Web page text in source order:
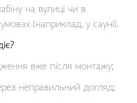
на вулиці чи в
(наприклад, у сауні).
вже після монтажу;
неправильний догляд;